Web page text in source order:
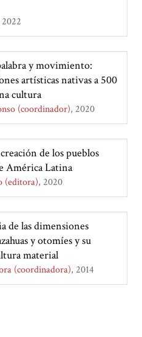
2022
y movimiento:
artísticas nativas a 500
cultura
(coordinador) 2020
de los pueblos
América Latina
(editora) 2020
de las dimensiones
y otomíes y su
material
(coordinadora) 2014